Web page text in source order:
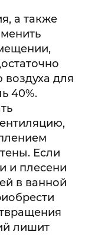
а также
для
40%.
Если
и плесени
в ванной
лишит